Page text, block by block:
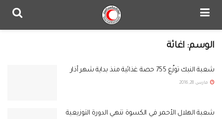
الوسم: اغاثة
شعبة النبك توزّع 755 حصة غذائية منذ بداية شهر أذار‎
مارس 28, 2016
شعبة الهلال الأحمر في الكسوة تنهي الدورة التوزيعية